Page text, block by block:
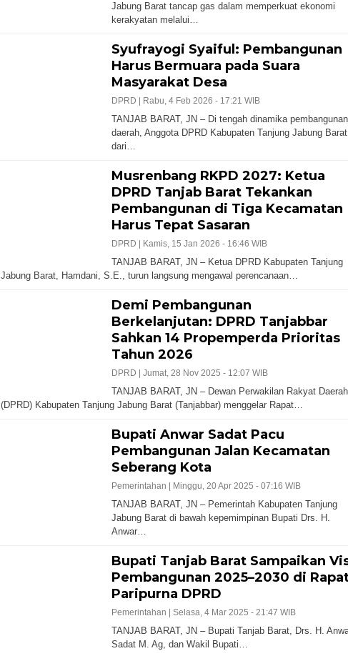
Jabung Barat tancap gas dalam memperkuat ekonomi
kerakyatan melalui…
Syufrayogi Syaiful: Pembangunan
Harus Bermuara pada Suara
Masyarakat Desa
DPRD | Rabu, 4 Feb 2026 - 17:21 WIB
TANJAB BARAT, JN – Di tengah dinamika pembangunan
daerah, Anggota DPRD Kabupaten Tanjung Jabung Barat
dari…
Musrenbang RKPD 2027: Ketua
DPRD Tanjab Barat Tekankan
Pembangunan di Tiga Kecamatan
Harus Tepat Sasaran
DPRD | Kamis, 15 Jan 2026 - 16:46 WIB
TANJAB BARAT, JN – Ketua DPRD Kabupaten Tanjung
Jabung Barat, Hamdani, S.E., turun langsung mengawal perencanaan…
Demi Pembangunan
Berkelanjutan: DPRD Tanjabbar
Sahkan 14 Propemperda Prioritas
Tahun 2026
DPRD | Jumat, 28 Nov 2025 - 12:07 WIB
TANJAB BARAT, JN – Dewan Perwakilan Rakyat Daerah
(DPRD) Kabupaten Tanjung Jabung Barat (Tanjabbar) menggelar Rapat…
Bupati Anwar Sadat Pacu
Pembangunan Jalan Kecamatan
Seberang Kota
Pemerintahan | Minggu, 20 Apr 2025 - 07:16 WIB
TANJAB BARAT, JN – Pemerintah Kabupaten Tanjung
Jabung Barat di bawah kepemimpinan Bupati Drs. H.
Anwar…
Bupati Tanjab Barat Sampaikan
Pembangunan 2025–2030 di
Paripurna DPRD
Pemerintahan | Selasa, 4 Mar 2025 - 21:47 WIB
TANJAB BARAT, JN – Bupati Tanjab Barat, Drs. H.
Sadat M. Ag, dan Wakil Bupati…